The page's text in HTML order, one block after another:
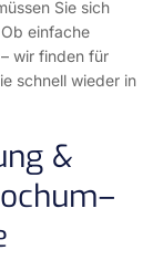
Sie sich
einfache
wir finden für
schnell wieder in
&